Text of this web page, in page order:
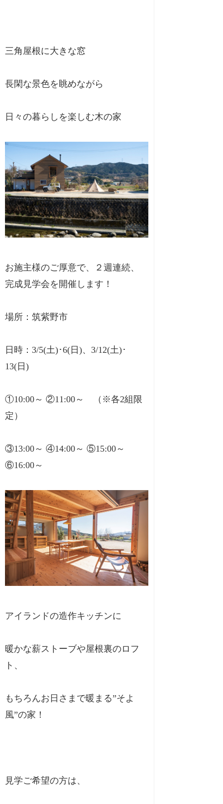
三角屋根に大きな窓
長閑な景色を眺めながら
日々の暮らしを楽しむ木の家
お施主様のご厚意で、２週連続、
完成見学会を開催します！
場所：筑紫野市
日時：3/5(土)･6(日)、3/12(土)･
13(日)
①10:00～ ②11:00～ （※各2組限
定）
③13:00～ ④14:00～ ⑤15:00～
⑥16:00～
アイランドの造作キッチンに
暖かな薪ストーブや屋根裏のロフ
ト、
もちろんお日さまで暖まる”そよ
風”の家！
見学ご希望の方は、